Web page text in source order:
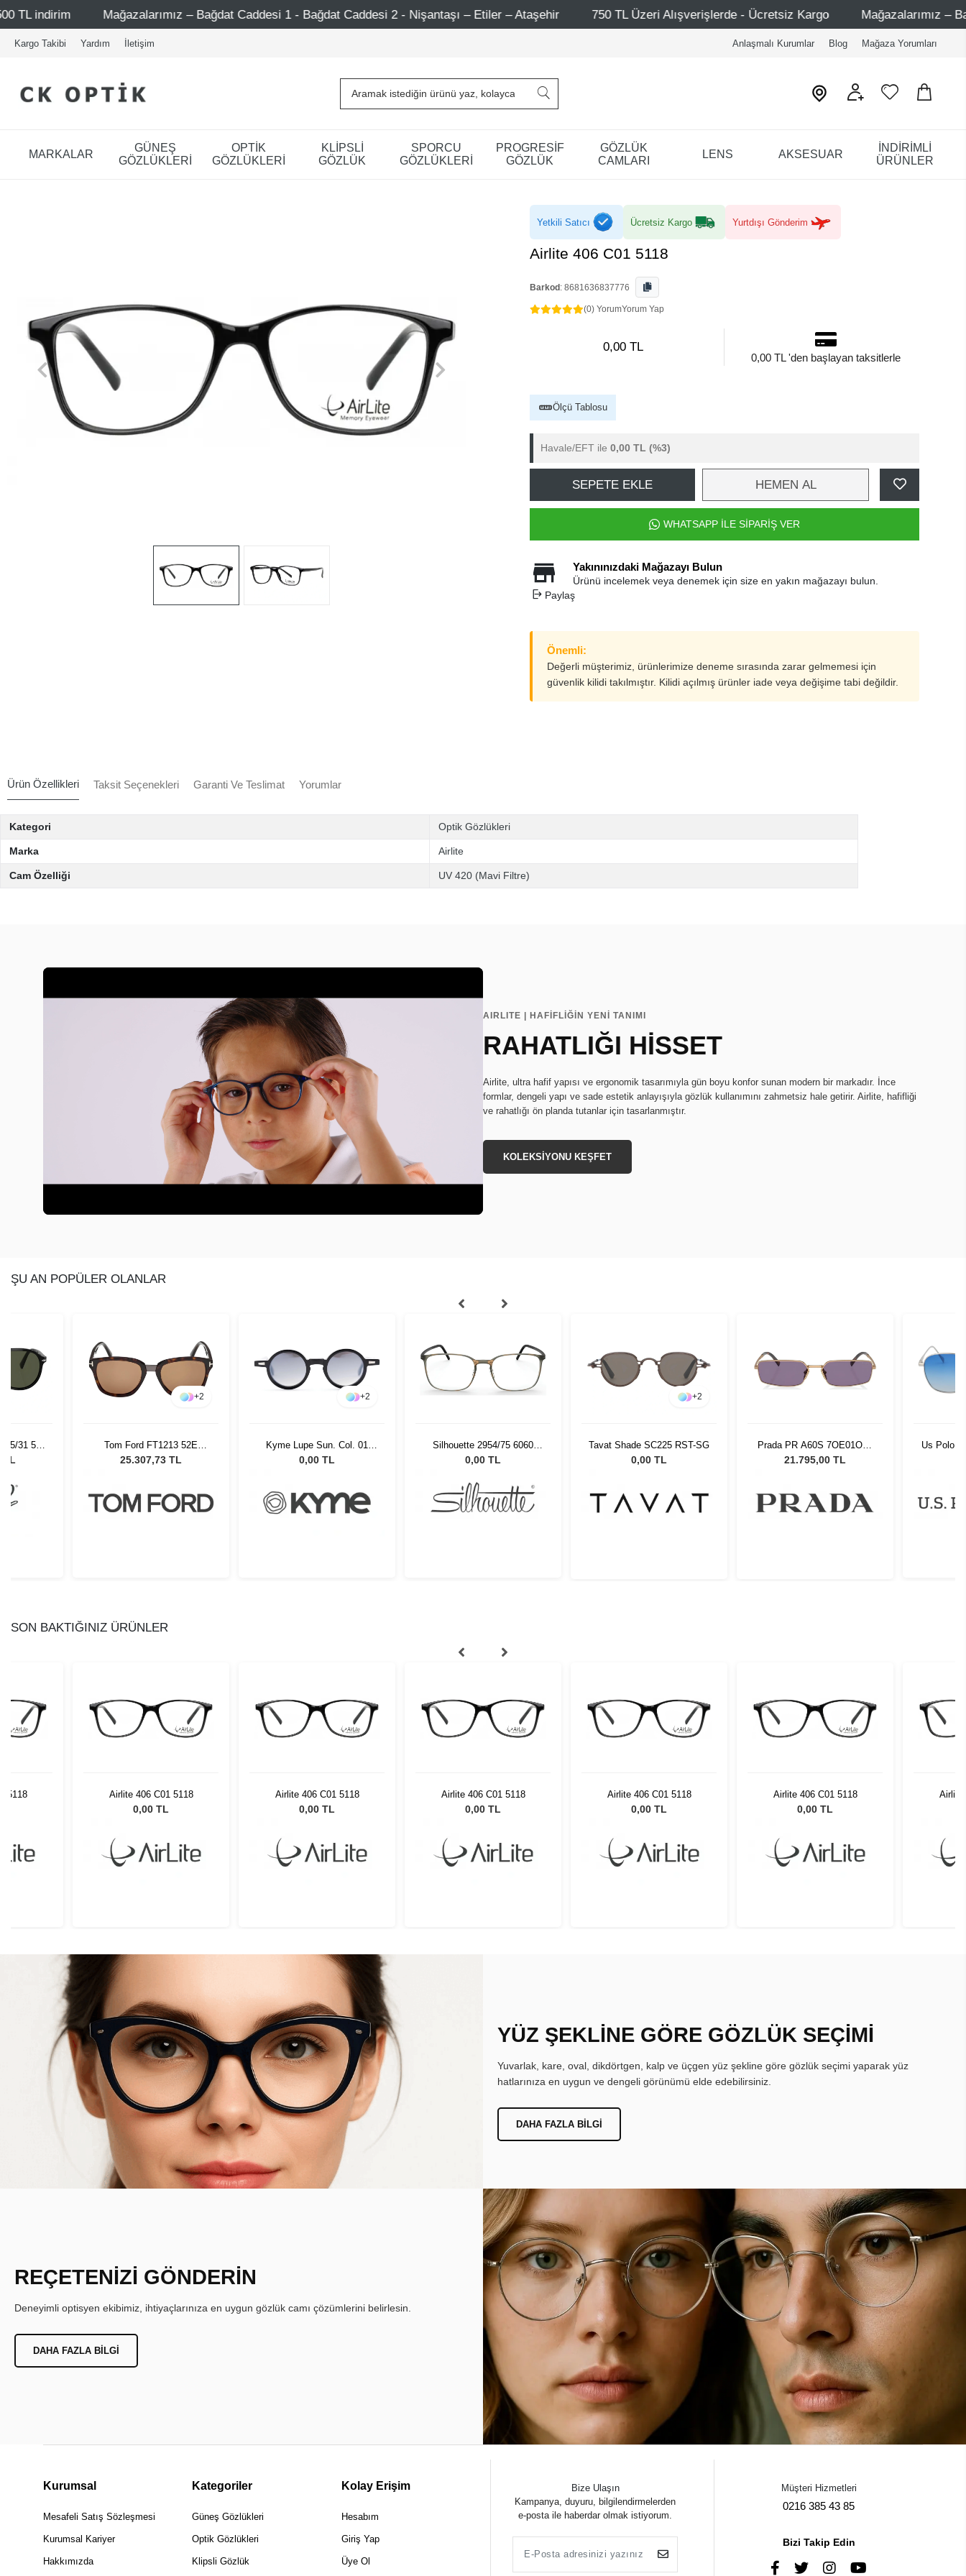
Mağazalarımız – Bağdat Caddesi 1 - Bağdat Caddesi 2 - Nişantaşı – Etiler – Ataşehir 750 TL Üzeri Alışverişlerde - Ücretsiz Kargo Mağazalarımız – Bağdat Caddesi 1 -
Kargo Takibi Yardım İletişim Anlaşmalı Kurumlar Blog Mağaza Yorumları
MARKALAR
GÜNEŞ
GÖZLÜKLERİ
OPTİK
GÖZLÜKLERİ
KLİPSLİ
GÖZLÜK
SPORCU
GÖZLÜKLERİ
PROGRESİF
GÖZLÜK
GÖZLÜK
CAMLARI
LENS AKSESUAR
İNDİRİMLİ
ÜRÜNLER
Yetkili Satıcı Ücretsiz Kargo Yurtdışı Gönderim
Airlite 406 C01 5118
Barkod : 8681636837776
(0) YorumYorum Yap
0,00 TL
0,00 TL 'den başlayan taksitlerle
Ölçü Tablosu
Havale/EFT ile 0,00 TL (%3)
SEPETE EKLE HEMEN AL
WHATSAPP İLE SİPARİŞ VER
Yakınınızdaki Mağazayı Bulun
Ürünü incelemek veya denemek için size en yakın mağazayı bulun.
Paylaş
Önemli:
Değerli müşterimiz, ürünlerimize deneme sırasında zarar gelmemesi için
güvenlik kilidi takılmıştır. Kilidi açılmış ürünler iade veya değişime tabi değildir.
Ürün Özellikleri Taksit Seçenekleri Garanti Ve Teslimat Yorumlar
Kategori Optik Gözlükleri
Marka Airlite
Cam Özelliği UV 420 (Mavi Filtre)
AIRLITE | HAFİFLİĞİN YENİ TANIMI
RAHATLIĞI HİSSET
Airlite, ultra hafif yapısı ve ergonomik tasarımıyla gün boyu konfor sunan modern bir markadır. İnce
formlar, dengeli yapı ve sade estetik anlayışıyla gözlük kullanımını zahmetsiz hale getirir. Airlite, hafifliği
ve rahatlığı ön planda tutanlar için tasarlanmıştır.
KOLEKSİYONU KEŞFET
ŞU AN POPÜLER OLANLAR
95/31 55
TL
+2
Tom Ford FT1213 52E
Unisex Güneş Gözlüğü
25.307,73 TL
+2
Kyme Lupe Sun. Col. 01
Unisex Güneş Gözlüğü
0,00 TL
Silhouette 2954/75 6060
52/19
0,00 TL
+2
Tavat Shade SC225 RST-SG
0,00 TL
Prada PR A60S 7OE01O59
Unisex Güneş Gözlüğü
21.795,00 TL
Us Polo
SON BAKTIĞINIZ ÜRÜNLER
5118 Airlite 406 C01 5118
0,00 TL
Airlite 406 C01 5118
0,00 TL
Airlite 406 C01 5118
0,00 TL
Airlite 406 C01 5118
0,00 TL
Airlite 406 C01 5118
0,00 TL
Airlite
YÜZ ŞEKLİNE GÖRE GÖZLÜK SEÇİMİ
Yuvarlak, kare, oval, dikdörtgen, kalp ve üçgen yüz şekline göre gözlük seçimi yaparak yüz
hatlarınıza en uygun ve dengeli görünümü elde edebilirsiniz.
DAHA FAZLA BILGI
REÇETENİZİ GÖNDERİN
Deneyimli optisyen ekibimiz, ihtiyaçlarınıza en uygun gözlük camı çözümlerini belirlesin.
DAHA FAZLA BILGI
Kurumsal
Mesafeli Satış Sözleşmesi
Kurumsal Kariyer
Hakkımızda
Kategoriler
Güneş Gözlükleri
Optik Gözlükleri
Klipsli Gözlük
Kolay Erişim
Hesabım
Giriş Yap
Üye Ol
Bize Ulaşın
Kampanya, duyuru, bilgilendirmelerden
e-posta ile haberdar olmak istiyorum.
Müşteri Hizmetleri
0216 385 43 85
Bizi Takip Edin